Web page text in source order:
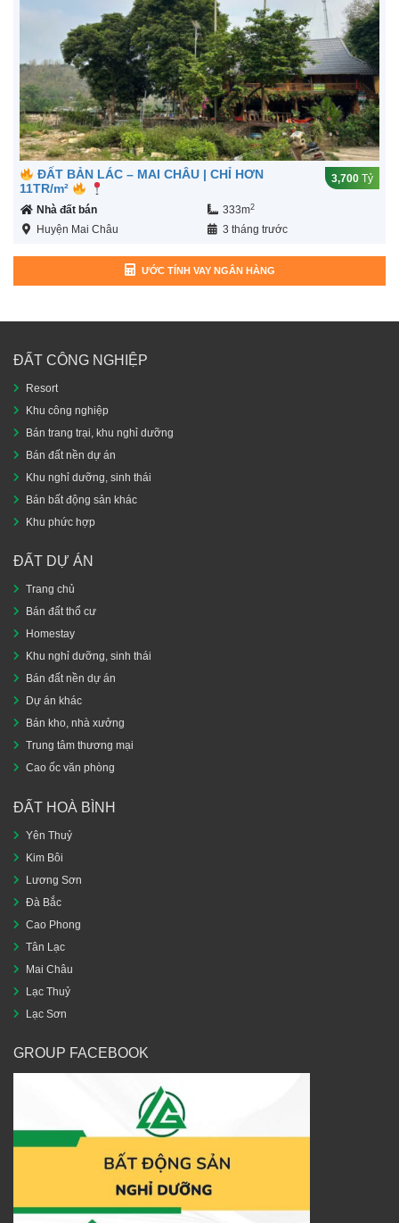
ĐẤT BẢN LÁC – MAI CHÂU | CHỈ HƠN
11TR/m²
3,700 Tỷ
Nhà đất bán 333m2
Huyện Mai Châu 3 tháng trước
ƯỚC TÍNH VAY NGÂN HÀNG
ĐẤT CÔNG NGHIỆP
Resort
Khu công nghiệp
Bán trang trại, khu nghỉ dưỡng
Bán đất nền dự án
Khu nghỉ dưỡng, sinh thái
Bán bất động sản khác
Khu phức hợp
ĐẤT DỰ ÁN
Trang chủ
Bán đất thổ cư
Homestay
Khu nghỉ dưỡng, sinh thái
Bán đất nền dự án
Dự án khác
Bán kho, nhà xưởng
Trung tâm thương mại
Cao ốc văn phòng
ĐẤT HOÀ BÌNH
Yên Thuỷ
Kim Bôi
Lương Sơn
Đà Bắc
Cao Phong
Tân Lạc
Mai Châu
Lạc Thuỷ
Lạc Sơn
GROUP FACEBOOK